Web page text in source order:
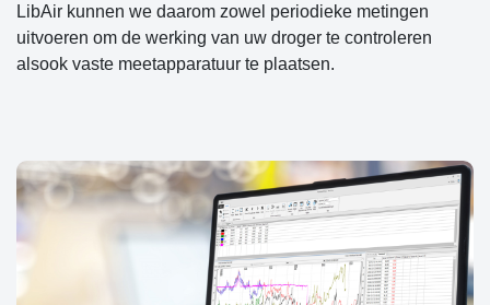
LibAir kunnen we daarom zowel periodieke metingen
uitvoeren om de werking van uw droger te controleren
alsook vaste meetapparatuur te plaatsen.